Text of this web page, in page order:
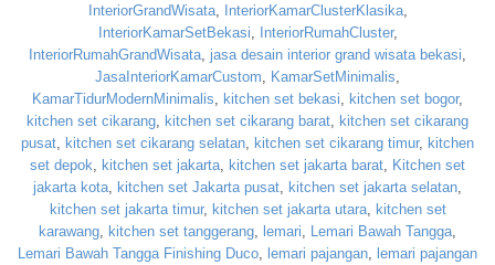
InteriorGrandWisata, InteriorKamarClusterKlasika,
InteriorKamarSetBekasi
InteriorRumahCluster,
InteriorRumahGrandWisata jasa desain interior grand wisata bekasi
JasaInteriorKamarCustom
KamarSetMinimalis
KamarTidurModernMinimalis
kitchen set bekasi kitchen set bogor,
kitchen set cikarang kitchen set cikarang barat kitchen set cikarang
pusat kitchen set cikarang selatan kitchen set cikarang timur, kitchen
set depok
kitchen set jakarta kitchen set jakarta barat Kitchen set
jakarta kota kitchen set Jakarta pusat kitchen set jakarta selatan
kitchen set jakarta timur, kitchen set jakarta utara, kitchen set
karawang kitchen set tanggerang lemari Lemari Bawah Tangga
Lemari Bawah Tangga Finishing Duco lemari pajangan lemari pajangan